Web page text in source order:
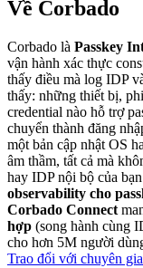
Về Corbado
Corbado là Passkey
vận hành xác thực
thấy điều mà log IDP
thấy: những thiết bị,
credential nào hỗ trợ
chuyển thành đăng
một bản cập nhật OS
âm thầm, tất cả mà
hay IDP nội bộ của
observability cho
Corbado Connect
hợp (song hành cùng
cho hơn 5M người
Trao đổi với chuyên